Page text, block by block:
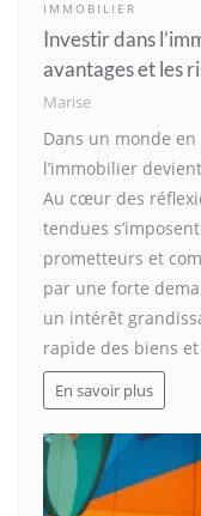
IMMOBILIER
Investir dans
avantages et les
Marise
Dans un monde
l’immobilier
Au cœur des
tendues
prometteurs et
par une forte
un intérêt
rapide des biens
En savoir plus